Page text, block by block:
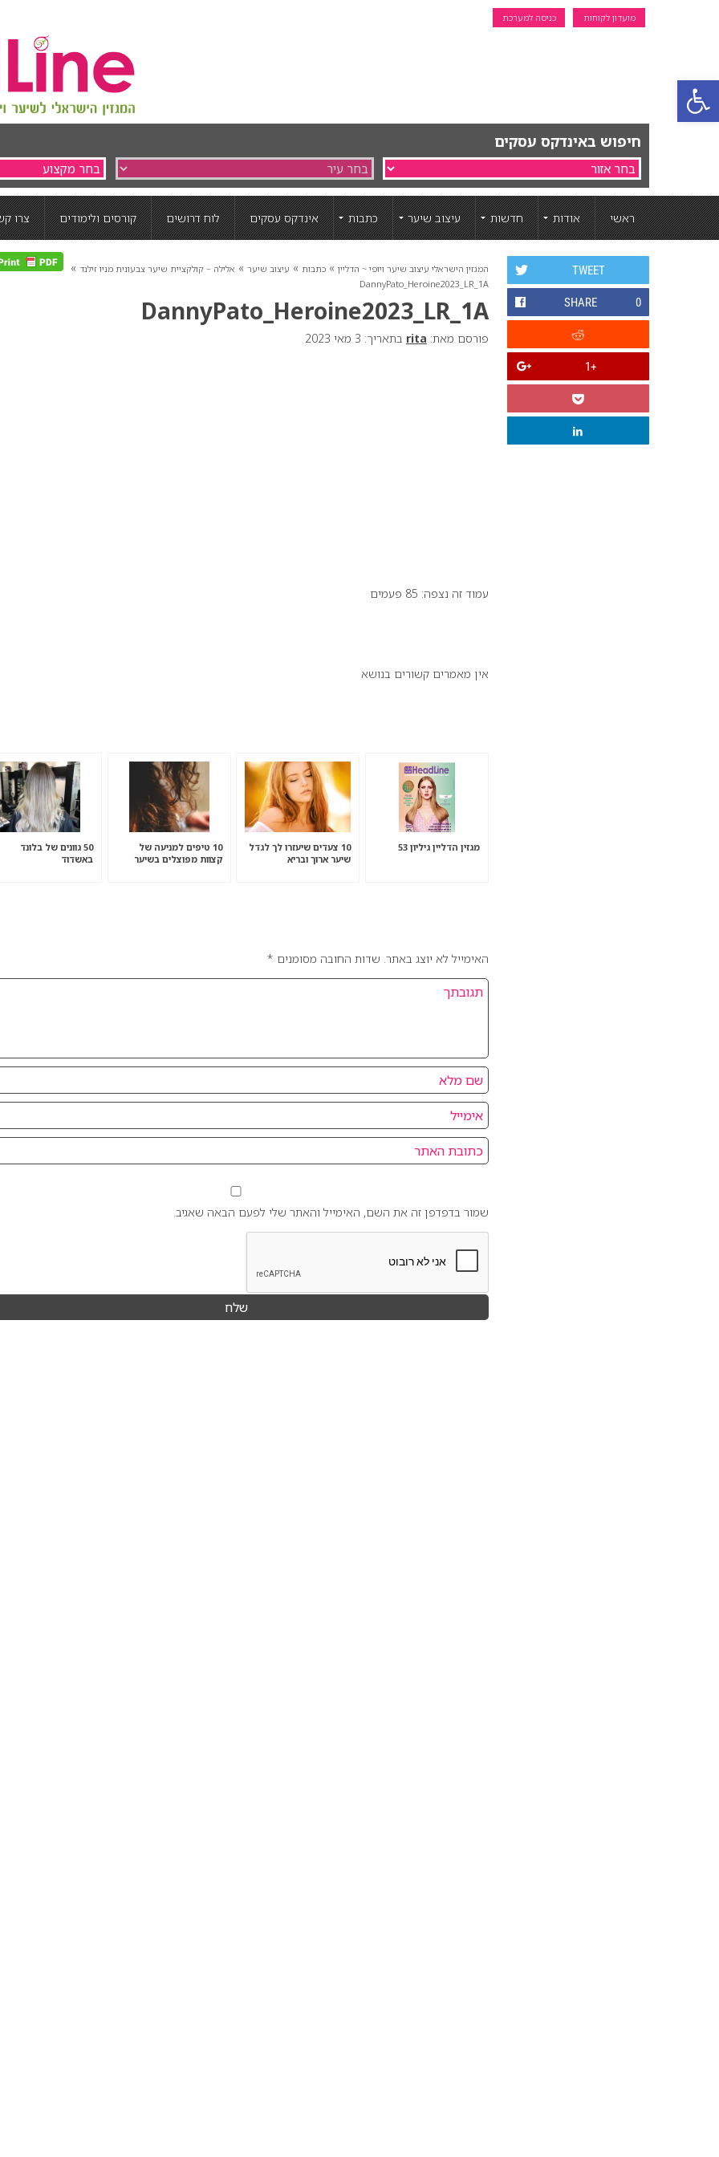
פתח סרגל נגישות
מועדון לקוחות כניסה למערכת
חיפוש באינדקס עסקים
ראשי אודות חדשות עיצוב שיער כתבות אינדקס עסקים לוח דרושים קורסים ולימודים צרו
המגזין הישראלי עיצוב שיער ויופי ~ הדליין » כתבות » עיצוב שיער » אלילה – קולקציית שיער צבעונית מניו זילנד »
DannyPato_Heroine2023_LR_1A
DannyPato_Heroine2023_LR_1A
פורסם מאת: rita בתאריך: 3 מאי 2023
TWEET
SHARE 0
+1
עמוד זה נצפה: 85 פעמים
אין מאמרים קשורים בנושא
מגזין הדליין גיליון 53
10 צעדים שיעזרו לך לגדל
שיער ארוך ובריא
10 טיפים למניעה של
קצוות מפוצלים בשיער
50 גוונים של בלונד
באשדוד
האימייל לא יוצג באתר. שדות החובה מסומנים *
שמור בדפדפן זה את השם, האימייל והאתר שלי לפעם הבאה שאגיב.